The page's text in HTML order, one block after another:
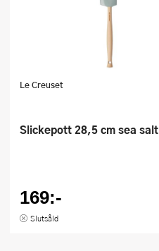
Le Creuset
Slickepott 28,5 cm sea salt
169:-
Slutsåld